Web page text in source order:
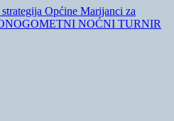
Općine Marijanci za
NOĆNI TURNIR